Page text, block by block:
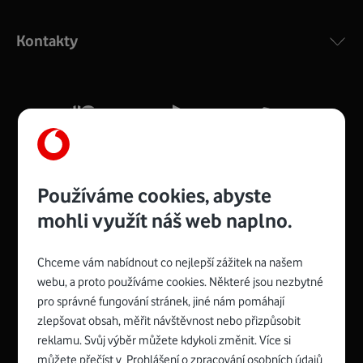
silný signál pro celou domácnost. Kompaktní rozměry 21
Více o COMPAL CH7465VF
Zyxel VMG8623-T50B:
Rozměry modemu jsou 16 x 22 x 7,5 cm (včetně stojánku)
a nabízí 4 gigabitové LAN porty a bezdrátové připojení Wi-
Spojte se s Vodafonem
Kontakty
Používáme cookies, abyste
mohli využít náš web naplno.
Chceme vám nabídnout co nejlepší zážitek na našem
webu, a proto používáme cookies. Některé jsou nezbytné
pro správné fungování stránek, jiné nám pomáhají
zlepšovat obsah, měřit návštěvnost nebo přizpůsobit
reklamu. Svůj výběr můžete kdykoli změnit. Více si
můžete přečíst v Prohlášení o zpracování osobních údajů